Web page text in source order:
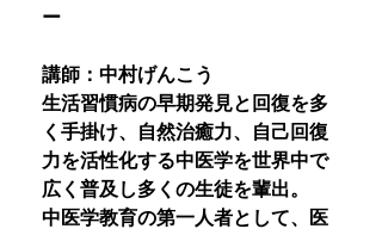
ー
講師：中村げんこう
生活習慣病の早期発見と回復を多
く手掛け、自然治癒力、自己回復
力を活性化する中医学を世界中で
広く普及し多くの生徒を輩出。
中医学教育の第一人者として、医